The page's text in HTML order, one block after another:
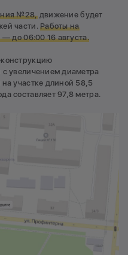
№28,движение будет
части.Работы на
— до 06:00 16 августа.
с увеличением диаметра
участке длиной 58,5
составляет 97,8 метра.